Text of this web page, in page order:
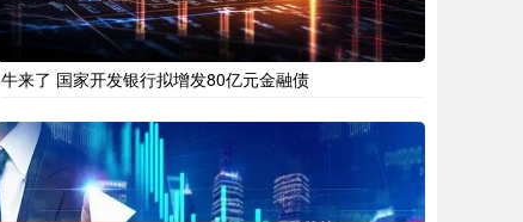
牛来了 国家开发银行拟增发80亿元金融债